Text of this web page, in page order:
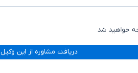
خواهید شد
دریافت مشاوره از این وکیل